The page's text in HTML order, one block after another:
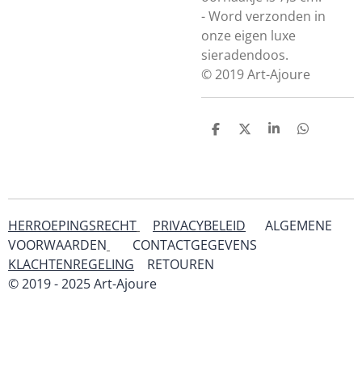
- Word verzonden in
onze eigen luxe
sieradendoos.
© 2019 Art-Ajoure
D
D
S
D
HERROEPINGSRECHT PRIVACYBELEID
ALGEMENE
VOORWAARDEN
CONTACTGEGEVENS
KLACHTENREGELING
RETOUREN
© 2019 - 2025 Art-Ajoure